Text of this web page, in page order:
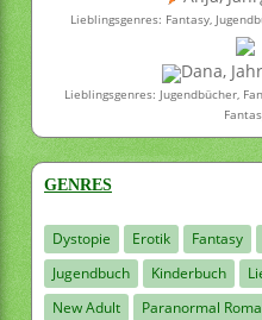
Lieblingsgenres: Fantasy,
Dana,
Lieblingsgenres: Jugendbücher,
GENRES
Dystopie Erotik Fantasy
Jugendbuch
Kinderbuch
New Adult
Paranormal